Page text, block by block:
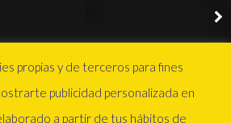
propias y de terceros para fines
publicidad personalizada en
a partir de tus hábitos de